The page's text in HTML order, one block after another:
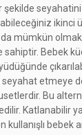
ikinci
mümkün
sahiptir. Bebek
seyahat etmeye
Bu
Katlanabilir
kullanışlı bebek